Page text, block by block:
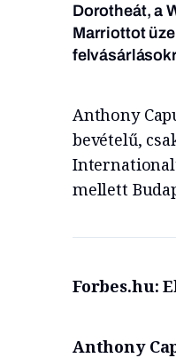
Dorotheát, a
Marriottot
Anthony
bevételű,
mellett
Forbes.hu:
Anthony